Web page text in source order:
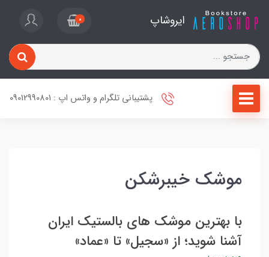
ایروشاپ 0
پشتیبانی تلگرام و واتس اپ : 09012990801
موشک خیبرشکن
با بهترین موشک‌ های بالستیک ایران
آشنا شوید؛ از «سجیل» تا «عماد»